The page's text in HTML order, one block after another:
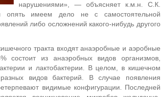
нарушениями», — объясняет к.м.н. С.К.
опять имеем дело не с самостоятельной
либо осложнений какого-нибудь другого
тракта входят анаэробные и аэробные
из анаэробных видов организмов,
и лактобактерии. В целом, в кишечном
видов бактерий. В случае появления
видимые конфигурации. Последней